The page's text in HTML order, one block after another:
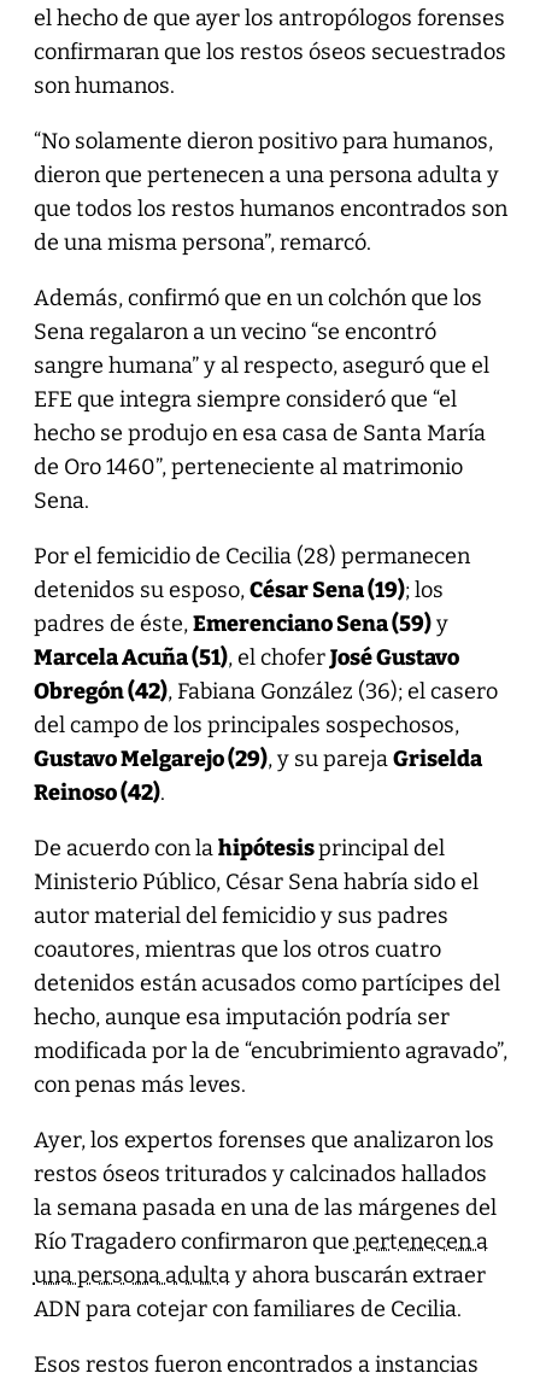
el hecho de que ayer los antropólogos forenses
confirmaran que los restos óseos secuestrados
son humanos.
“No solamente dieron positivo para humanos,
dieron que pertenecen a una persona adulta y
que todos los restos humanos encontrados son
de una misma persona”, remarcó.
Además, confirmó que en un colchón que los
Sena regalaron a un vecino “se encontró
sangre humana” y al respecto, aseguró que el
EFE que integra siempre consideró que “el
hecho se produjo en esa casa de Santa María
de Oro 1460”, perteneciente al matrimonio
Sena.
Por el femicidio de Cecilia (28) permanecen
detenidos su esposo,César Sena (19); los
padres de éste,Emerenciano Sena (59)y
Marcela Acuña (51), el choferJosé Gustavo
Obregón (42), Fabiana González (36); el casero
del campo de los principales sospechosos,
Gustavo Melgarejo (29), y su parejaGriselda
Reinoso (42).
De acuerdo con lahipótesisprincipal del
Ministerio Público, César Sena habría sido el
autor material del femicidio y sus padres
coautores, mientras que los otros cuatro
detenidos están acusados como partícipes del
hecho, aunque esa imputación podría ser
modificada por la de “encubrimiento agravado”,
con penas más leves.
Ayer, los expertos forenses que analizaron los
restos óseos triturados y calcinados hallados
la semana pasada en una de las márgenes del
Río Tragadero confirmaron que pertenecen a
una persona adultay ahora buscarán extraer
ADN para cotejar con familiares de Cecilia.
Esos restos fueron encontrados a instancias